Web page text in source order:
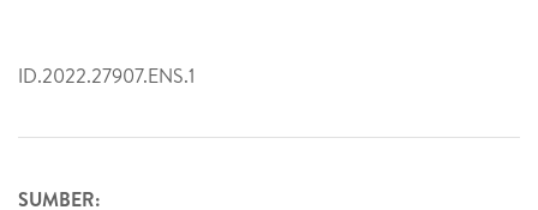
ID.2022.27907.ENS.1
SUMBER: